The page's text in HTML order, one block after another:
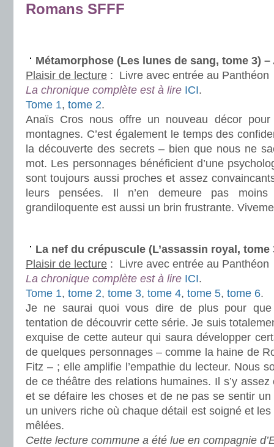
Romans SFFF
Métamorphose (Les lunes de sang, tome 3) –
Plaisir de lecture : Livre avec entrée au Panthéon
La chronique complète est à lire ICI.
Tome 1, tome 2.
Anaïs Cros nous offre un nouveau décor
montagnes. C’est également le temps des
la découverte des secrets – bien que nous ne
mot. Les personnages bénéficient d’une
sont toujours aussi proches et assez
leurs pensées. Il n’en demeure pas
grandiloquente est aussi un brin frustrante.
La nef du crépuscule (L’assassin royal, tome
Plaisir de lecture : Livre avec entrée au Panthéon
La chronique complète est à lire ICI.
Tome 1, tome 2, tome 3, tome 4, tome 5, tome 6.
Je ne saurai quoi vous dire de plus pour
tentation de découvrir cette série. Je suis
exquise de cette auteur qui saura développer
de quelques personnages – comme la haine de
Fitz – ; elle amplifie l’empathie du lecteur. Nous
de ce théâtre des relations humaines. Il s’y
et se défaire les choses et de ne pas se sentir un
un univers riche où chaque détail est soigné et
mêlées.
Cette lecture commune a été lue en compagnie